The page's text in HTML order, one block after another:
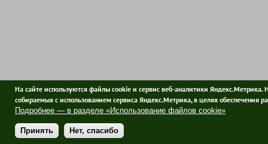
На сайте используются файлы cookie и сервис веб-аналитики
собираемых с использованием сервиса Яндекс.Метрика, в целях обеспечения
Подробнее — в разделе «Использование файлов cookie»
Принять Нет, спасибо